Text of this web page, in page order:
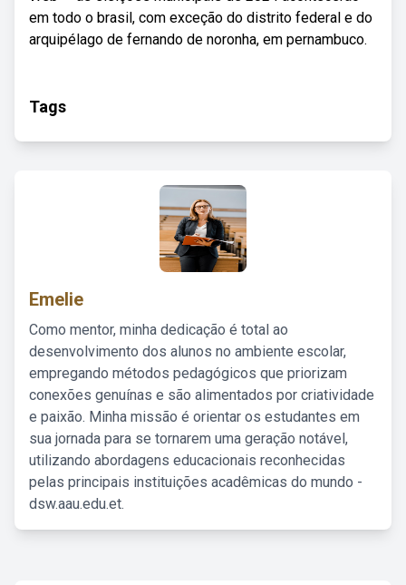
em todo o brasil, com exceção do distrito federal e do
arquipélago de fernando de noronha, em pernambuco.
Tags
Emelie
Como mentor, minha dedicação é total ao
desenvolvimento dos alunos no ambiente escolar,
empregando métodos pedagógicos que priorizam
conexões genuínas e são alimentados por criatividade
e paixão. Minha missão é orientar os estudantes em
sua jornada para se tornarem uma geração notável,
utilizando abordagens educacionais reconhecidas
pelas principais instituições acadêmicas do mundo -
dsw.aau.edu.et.